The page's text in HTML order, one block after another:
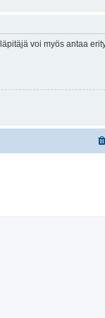
voi myös antaa